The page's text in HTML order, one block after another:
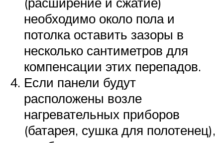
необходимо около пола и
потолка оставить зазоры в
несколько сантиметров для
компенсации этих перепадов.
Если панели будут
расположены возле
нагревательных приборов
(батарея, сушка для полотенец),